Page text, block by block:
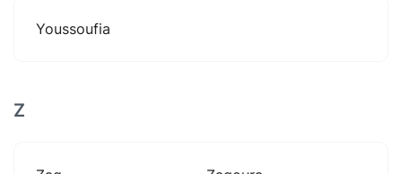
Youssoufia
Z